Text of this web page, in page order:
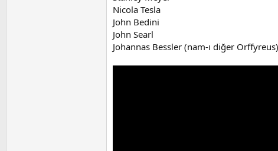
Nicola Tesla
John Bedini
John Searl
Johannas Bessler (nam-ı diğer Orffyreus)